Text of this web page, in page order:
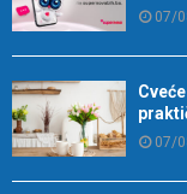
07/
07/